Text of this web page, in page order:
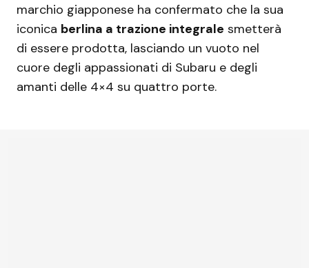
marchio giapponese ha confermato che la sua
iconica berlina a trazione integrale smetterà
di essere prodotta, lasciando un vuoto nel
cuore degli appassionati di Subaru e degli
amanti delle 4×4 su quattro porte.